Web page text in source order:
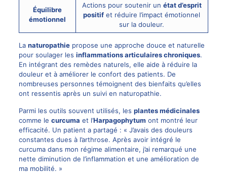
Équilibre
émotionnel
Actions pour soutenir un état d’esprit
positif et réduire l’impact émotionnel
sur la douleur.
La naturopathiepropose une approche douce et naturelle
pour soulager les inflammations articulaires chroniques.
En intégrant des remèdes naturels, elle aide à réduire la
douleur et à améliorer le confort des patients. De
nombreuses personnes témoignent des bienfaits qu’elles
ont ressentis après un suivi en naturopathie.
Parmi les outils souvent utilisés, les plantes médicinales
comme le curcuma et l’Harpagophytum ont montré leur
efficacité. Un patient a partagé : « J’avais des douleurs
constantes dues à l’arthrose. Après avoir intégré le
curcuma dans mon régime alimentaire, j’ai remarqué une
nette diminution de l’inflammation et une amélioration de
ma mobilité. »